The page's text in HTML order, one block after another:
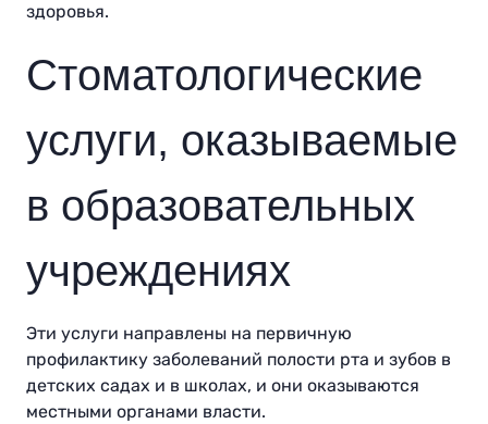
здоровья.
Стоматологические
услуги, оказываемые
в образовательных
учреждениях
Эти услуги направлены на первичную
профилактику заболеваний полости рта и зубов в
детских садах и в школах, и они оказываются
местными органами власти.